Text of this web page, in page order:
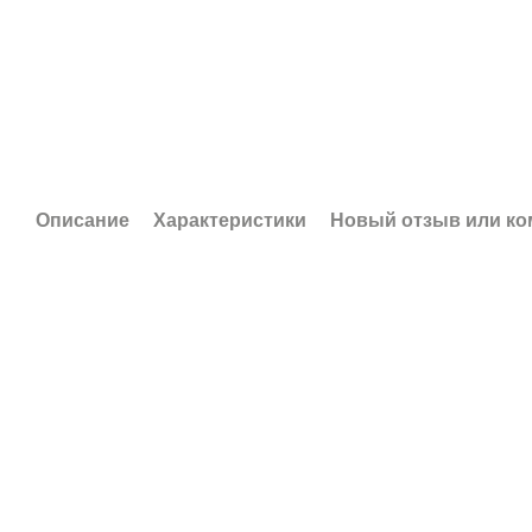
Описание Характеристики Новый отзыв или